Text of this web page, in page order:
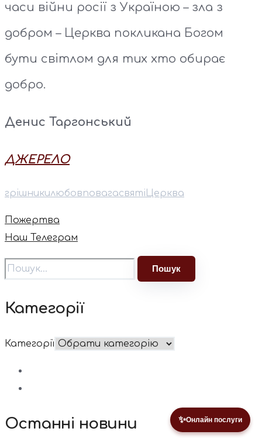
✨Онлайн послуги
часи війни росії з Україною – зла з
добром – Церква покликана Богом
бути світлом для тих хто обирає
добро.
Денис Таргонський
ДЖЕРЕЛО
грішникилюбовповагасвяті Церква
Пожертва
Наш Телеграм
Категорії
Категорії
Останні новини